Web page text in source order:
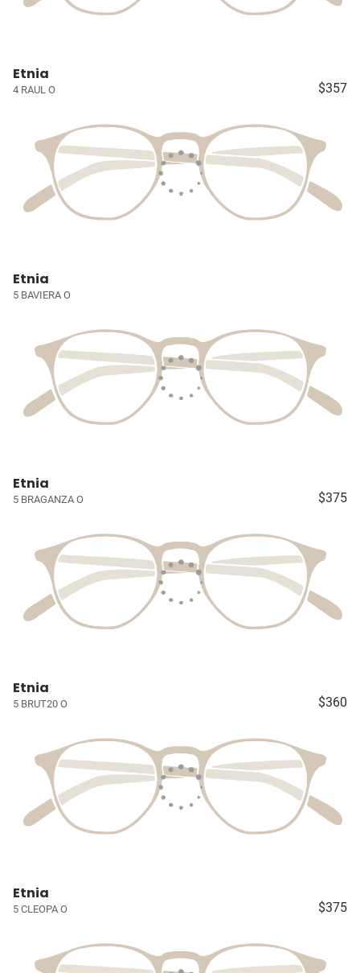
Etnia
4 RAUL O $357
Etnia
5 BAVIERA O
Etnia
5 BRAGANZA O $375
Etnia
5 BRUT20 O $360
Etnia
5 CLEOPA O $375